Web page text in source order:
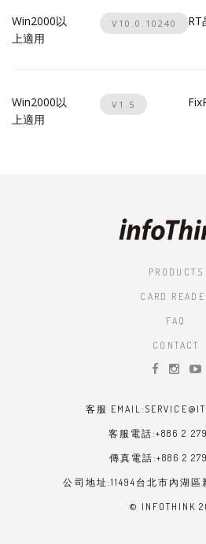
Win2000以
上適用
V10.0.10240 RT
Win2000以
上適用
V1.5
PRODUCTS
CARD
FAQ
CONTACT
客服
客服電話:+886 2
傳真電話:+886 2
公司地址:11494台北市內湖區
© INFOTHINK